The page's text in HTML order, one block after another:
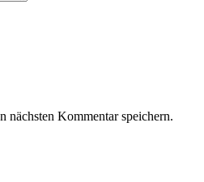
nächsten Kommentar speichern.